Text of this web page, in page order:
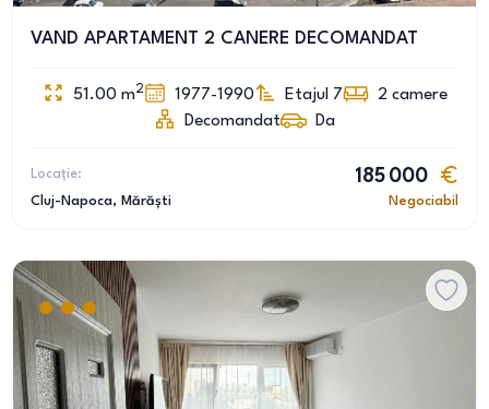
VAND APARTAMENT 2 CANERE DECOMANDAT
51.00 m2 1977-1990 Etajul 7 2 camere
Decomandat
Da
Locație:
Cluj-Napoca, Mărăști
185 000
Negociabil